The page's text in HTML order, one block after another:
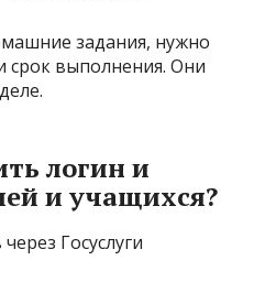
задания, нужно
срок выполнения. Они
логин и
и учащихся?